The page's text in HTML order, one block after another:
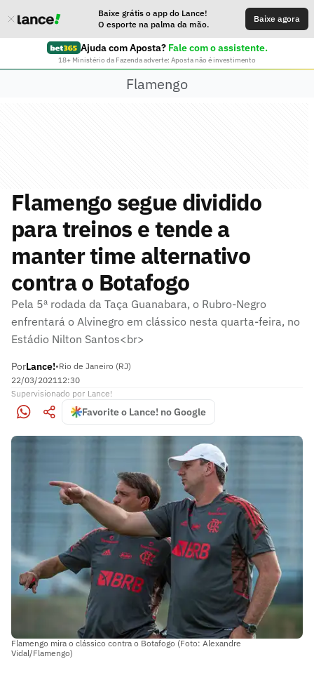
Baixe grátis o app do Lance!
O esporte na palma da mão.
Baixe agora
Ajuda com Aposta? Fale com o assistente.
18+ Ministério da Fazenda adverte: Aposta não é investimento
Flamengo
Flamengo segue dividido
para treinos e tende a
manter time alternativo
contra o Botafogo
Pela 5ª rodada da Taça Guanabara, o Rubro-Negro
enfrentará o Alvinegro em clássico nesta quarta-feira, no
Estádio Nilton Santos<br>
PorLance!•Rio de Janeiro (RJ)
22/03/202112:30
Supervisionado por Lance!
Favorite o Lance! no Google
Flamengo mira o clássico contra o Botafogo (Foto: Alexandre
Vidal/Flamengo)